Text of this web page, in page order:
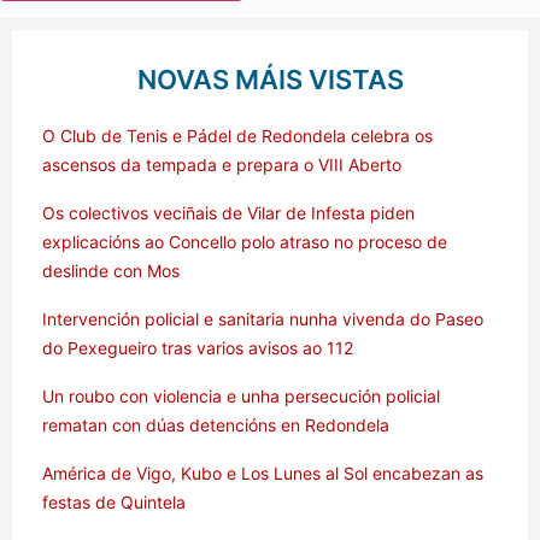
NOVAS MÁIS VISTAS
O Club de Tenis e Pádel de Redondela celebra os
ascensos da tempada e prepara o VIII Aberto
Os colectivos veciñais de Vilar de Infesta piden
explicacións ao Concello polo atraso no proceso de
deslinde con Mos
Intervención policial e sanitaria nunha vivenda do Paseo
do Pexegueiro tras varios avisos ao 112
Un roubo con violencia e unha persecución policial
rematan con dúas detencións en Redondela
América de Vigo, Kubo e Los Lunes al Sol encabezan as
festas de Quintela